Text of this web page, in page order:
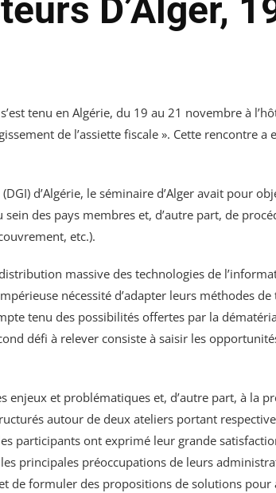
D’Alger,
tenu en Algérie, du 19 au 21 novembre à
de l’assiette fiscale ». Cette rencontre
d’Algérie, le séminaire d’Alger avait pour
des pays membres et, d’autre part, de
etc.).
massive des technologies de
nécessité d’adapter leurs méthodes
tenu des possibilités offertes par la
défi à relever consiste à saisir les
enjeux et problématiques et, d’autre part, à la
autour de deux ateliers portant
participants ont exprimé leur grande
principales préoccupations de leurs
de formuler des propositions de solutions